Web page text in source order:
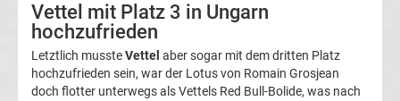
Top-
Aktuell
Bundesliga
Vettel mit Platz 3 in Ungarn
hochzufrieden
Letztlich mussteVettel aber sogar mit dem dritten Platz
hochzufrieden sein, war der Lotus von Romain Grosjean
doch flotter unterwegs als Vettels Red Bull-Bolide, was nach